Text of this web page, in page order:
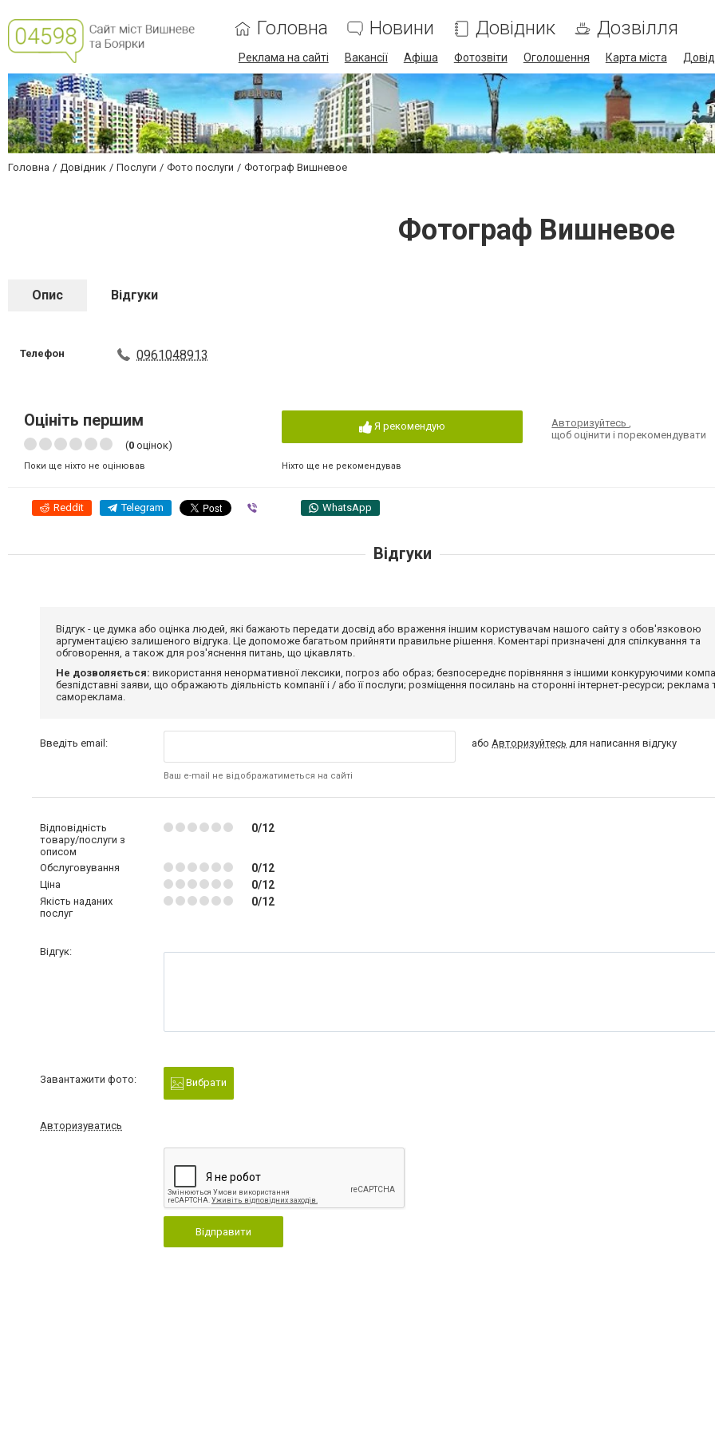
Головна Новини Довідник Дозвілля
Реклама на сайті Вакансії Афіша Фотозвіти Оголошення Карта міста
Головна Довідник Послуги Фото послуги Фотограф Вишневое
Фотограф Вишневое
Опис Відгуки
Телефон 0961048913
Оцініть першим
(0 оцінок)
Поки ще ніхто не оцінював
Я рекомендую
Ніхто ще не рекомендував
Авторизуйтесь,
щоб оцінити і порекомендувати
Reddit Telegram WhatsApp
Відгуки
Відгук - це думка або оцінка людей, які бажають передати досвід або враження іншим користувачам нашого сайту з обов'язковою
аргументацією залишеного відгука. Це допоможе багатьом прийняти правильне рішення. Коментарі призначені для спілкування та
обговорення, а також для роз'яснення питань, що цікавлять.
Не дозволяється: використання ненормативної лексики, погроз або образ; безпосереднє порівняння з іншими конкуруючими
безпідставні заяви, що ображають діяльність компанії і / або її послуги; розміщення посилань на сторонні інтернет-ресурси; реклама
самореклама.
Введіть email:
Ваш e-mail не відображатиметься на сайті
абоАвторизуйтесь для написання відгуку
Відповідність
товару/послуги з
описом
0/12
Обслуговування 0/12
Ціна 0/12
Якість наданих
послуг
0/12
Відгук:
Завантажити фото: Вибрати
Авторизуватись
Відправити